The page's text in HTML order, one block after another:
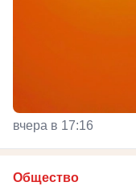
вчера в 17:16
Общество